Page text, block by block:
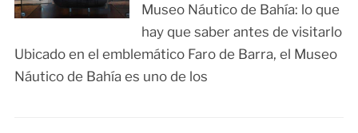
Museo Náutico de Bahía: lo que
hay que saber antes de visitarlo
Ubicado en el emblemático Faro de Barra, el Museo
Náutico de Bahía es uno de los